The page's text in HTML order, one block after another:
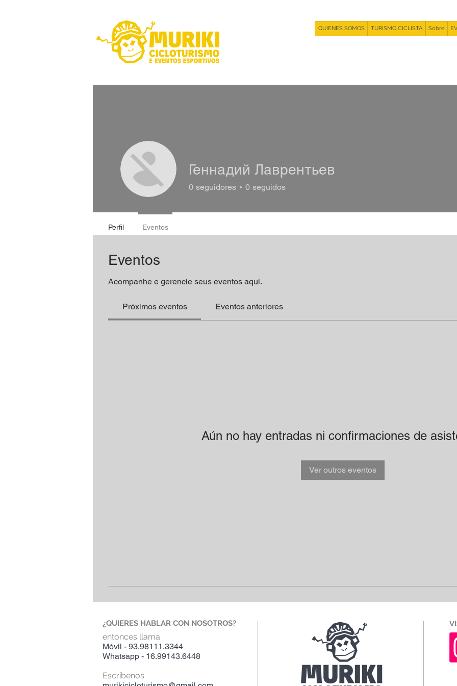
QUIENES SOMOS TURISMO CICLISTA Sobre
Eventos
Acompanhe e gerencie seus eventos aqui.
Próximos eventos Eventos anteriores
Aún no hay entradas ni confirmaciones de
Ver outros eventos
Геннадий Лаврентьев
0 seguidores 0 seguidos
Perfil Eventos
¿QUIERES HABLAR CON NOSOTROS?
entonces llama
Móvil - 93.98111.3344
Whatsapp - 16.99143.6448
Escríbenos